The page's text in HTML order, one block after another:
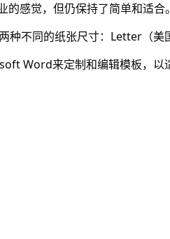
的感觉，但仍保持了简单和适
种不同的纸张尺寸：Letter（
Word来定制和编辑模板，以